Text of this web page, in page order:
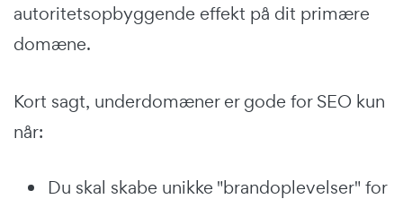
autoritetsopbyggende effekt på dit primære
domæne.
Kort sagt, underdomæner er gode for SEO kun
når:
Du skal skabe unikke "brandoplevelser" for